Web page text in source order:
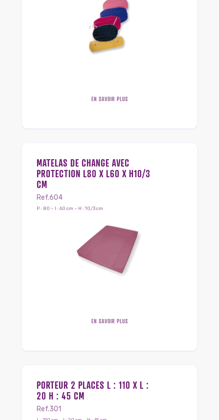
EN SAVOIR PLUS
MATELAS DE CHANGE AVEC
PROTECTION L80 X L60 X H10/3
CM
Ref.604
P : 80 – l : 60 cm – H : 10/3 cm
EN SAVOIR PLUS
PORTEUR 2 PLACES L : 110 X L :
20 H : 45 CM
Ref.301